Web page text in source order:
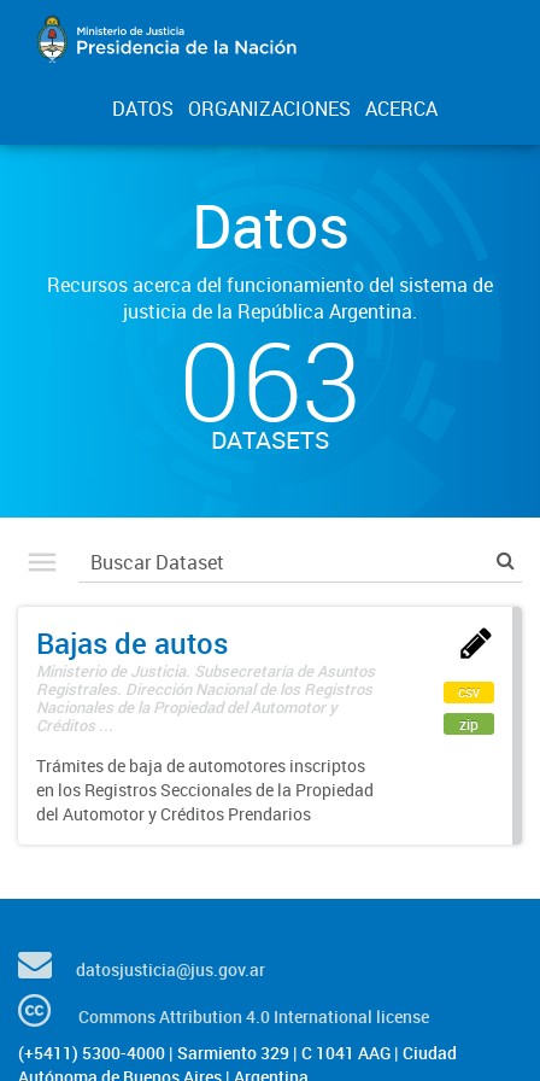
DATOS ORGANIZACIONES ACERCA
Datos
Recursos acerca del funcionamiento del sistema de
justicia de la República Argentina.
063
DATASETS
Bajas de autos
Ministerio de Justicia. Subsecretaría de Asuntos
Registrales. Dirección Nacional de los Registros
Nacionales de la Propiedad del Automotor y
Créditos ...
Trámites de baja de automotores inscriptos
en los Registros Seccionales de la Propiedad
del Automotor y Créditos Prendarios
csv
zip
datosjusticia@jus.gov.ar
Commons Attribution 4.0 International license
(+5411) 5300-4000 | Sarmiento 329 | C 1041 AAG | Ciudad